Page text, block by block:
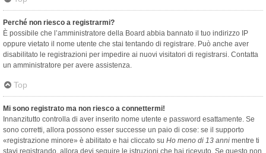
Perché non riesco a registrarmi?
È possibile che l’amministratore della Board abbia bannato il tuo indirizzo IP
oppure vietato il nome utente che stai tentando di registrare. Può anche aver
disabilitato le registrazioni per impedire ai nuovi visitatori di registrarsi. Contatta
un amministratore per avere assistenza.
Top
Mi sono registrato ma non riesco a connettermi!
Innanzitutto controlla di aver inserito nome utente e password esattamente. Se
sono corretti, allora possono esser successe un paio di cose: se il supporto
«registrazione minore» è abilitato e hai cliccato su Ho meno di 13 anni mentre ti
stavi registrando, allora devi seguire le istruzioni che hai ricevuto. Se questo non